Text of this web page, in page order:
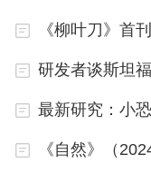
走。“也有可能不
处。”他说。
研究人员现在正在
为止，他们已经
研发者谈斯坦
最新研究：小
《自然》（